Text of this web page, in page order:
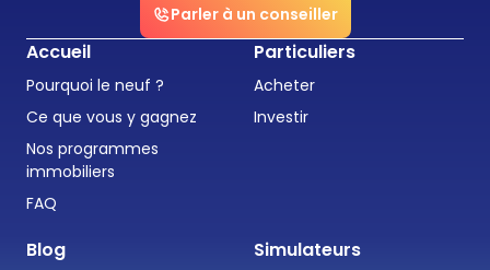
Parler à un conseiller
Accueil
Pourquoi le neuf ?
Ce que vous y gagnez
Nos programmes
immobiliers
FAQ
Particuliers
Acheter
Investir
Blog Simulateurs